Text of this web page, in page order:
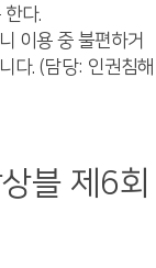
다.
이용 중 불편하거
다. (담당: 인권침해
블 제6회